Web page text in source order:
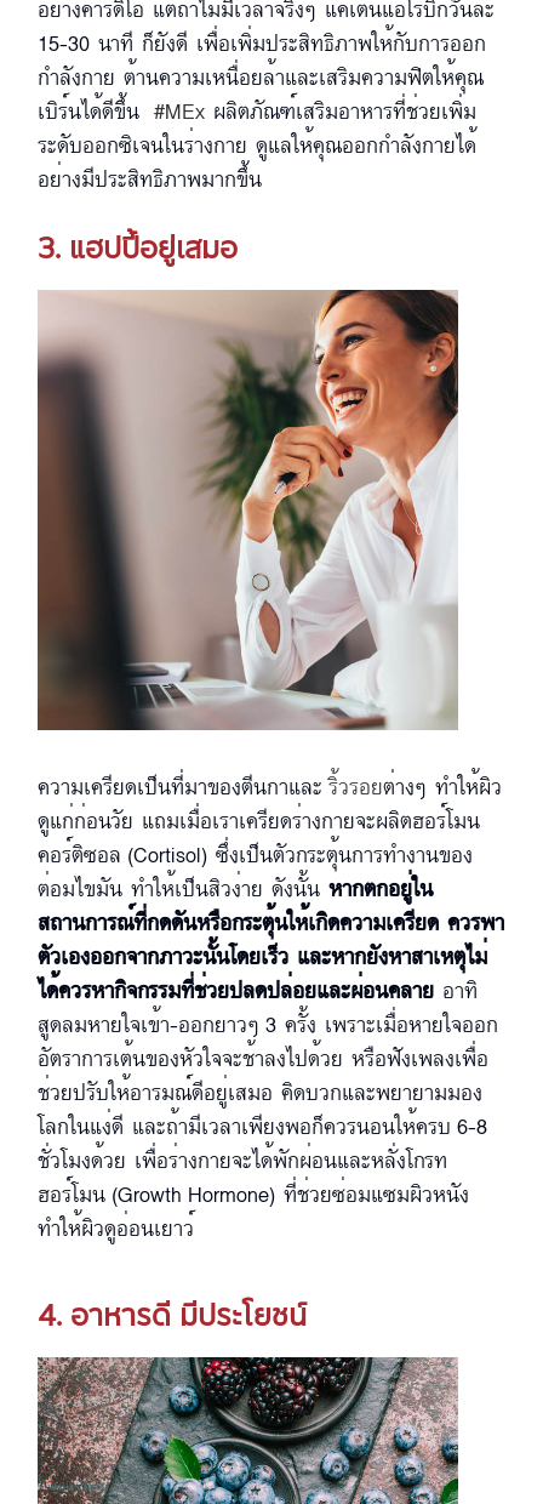
อย่างคาร์ดิโอ แต่ถ้าไม่มีเวลาจริงๆ แค่เต้นแอโรบิกวันละ
15-30 นาที ก็ยังดี เพื่อเพิ่มประสิทธิภาพให้กับการออก
กำลังกาย ต้านความเหนื่อยล้าและเสริมความฟิตให้คุณ
เบิร์นได้ดีขึ้น #MEx ผลิตภัณฑ์เสริมอาหารที่ช่วยเพิ่ม
ระดับออกซิเจนในร่างกาย ดูแลให้คุณออกกำลังกายได้
อย่างมีประสิทธิภาพมากขึ้น
3. แฮปปี้อยู่เสมอ
ความเครียดเป็นที่มาของตีนกาและริ้วรอยต่างๆ ทำให้ผิว
ดูแก่ก่อนวัย แถมเมื่อเราเครียดร่างกายจะผลิตฮอร์โมน
คอร์ติซอล (Cortisol) ซึ่งเป็นตัวกระตุ้นการทำงานของ
ต่อมไขมัน ทำให้เป็นสิวง่าย ดังนั้น หากตกอยู่ใน
สถานการณ์ที่กดดันหรือกระตุ้นให้เกิดความเครียด ควรพา
ตัวเองออกจากภาวะนั้นโดยเร็ว และหากยังหาสาเหตุไม่
ได้ควรหากิจกรรมที่ช่วยปลดปล่อยและผ่อนคลาย อาทิ
สูดลมหายใจเข้า-ออกยาวๆ 3 ครั้ง เพราะเมื่อหายใจออก
อัตราการเต้นของหัวใจจะช้าลงไปด้วย หรือฟังเพลงเพื่อ
ช่วยปรับให้อารมณ์ดีอยู่เสมอ คิดบวกและพยายามมอง
โลกในแง่ดี และถ้ามีเวลาเพียงพอก็ควรนอนให้ครบ 6-8
ชั่วโมงด้วย เพื่อร่างกายจะได้พักผ่อนและหลั่งโกรท
ฮอร์โมน (Growth Hormone) ที่ช่วยซ่อมแซมผิวหนัง
ทำให้ผิวดูอ่อนเยาว์
4. อาหารดี มีประโยชน์